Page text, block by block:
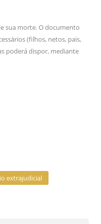
sua morte. O documento
(filhos, netos, pais,
poderá dispor, mediante
extrajudicial